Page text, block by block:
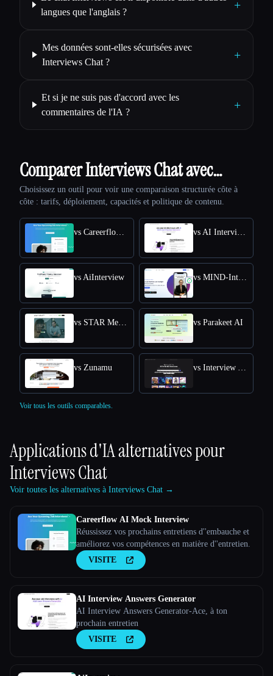
langues que l'anglais ?
+
Mes données sont-elles sécurisées avec
Interviews Chat ?
+
Et si je ne suis pas d'accord avec les
commentaires de l'IA ?
+
Comparer Interviews Chat avec…
Choisissez un outil pour voir une comparaison structurée côte à
côte : tarifs, déploiement, capacités et politique de contenu.
vs AiInterview
vs Parakeet AI
vs Zunamu
Voir tous les outils comparables.
Applications d'IA alternatives pour
Interviews Chat
Voir toutes les alternatives à Interviews Chat →
Careerflow AI Mock Interview
Réussissez vos prochains entretiens d''embauche et
améliorez vos compétences en matière d''entretien.
VISITE
AI Interview Answers Generator
AI Interview Answers Generator-Ace, à ton
prochain entretien
VISITE